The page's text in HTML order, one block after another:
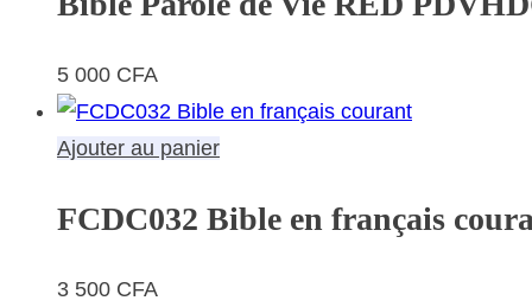
5 000 CFA
Ajouter au panier
FCDC032 Bible en français
3 500 CFA